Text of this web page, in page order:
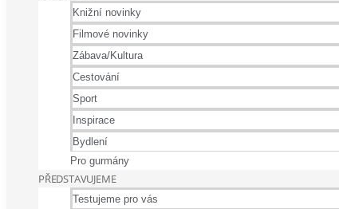
Knižní novinky
Filmové novinky
Zábava/Kultura
Cestování
Sport
Inspirace
Bydlení
Pro gurmány
PŘEDSTAVUJEME
Testujeme pro vás